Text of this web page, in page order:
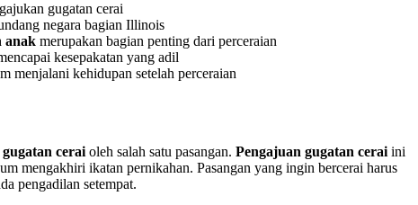
gugatan cerai
negara bagian Illinois
anak merupakan bagian penting dari perceraian
kesepakatan yang adil
menjalani kehidupan setelah perceraian
cerai oleh salah satu pasangan. Pengajuan gugatan cerai ini
mengakhiri ikatan pernikahan. Pasangan yang ingin bercerai harus
pengadilan setempat.